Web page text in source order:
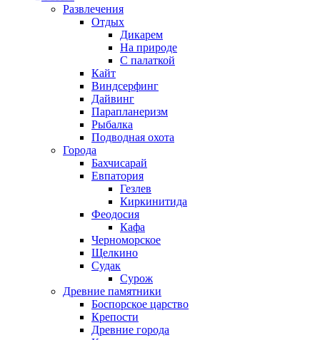
Развлечения
Отдых
Дикарем
На природе
С палаткой
Кайт
Виндсерфинг
Дайвинг
Парапланеризм
Рыбалка
Подводная охота
Города
Бахчисарай
Евпатория
Гезлев
Киркинитида
Феодосия
Кафа
Черноморское
Щелкино
Судак
Сурож
Древние памятники
Боспорское царство
Крепости
Древние города